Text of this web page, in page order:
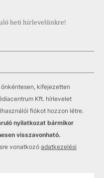
heti hírlevelünkre!
kifejezetten
Kft. hírlevelet
fiókot hozzon létre.
nyilatkozat bármikor
visszavonható.
vonatkozó adatkezelési